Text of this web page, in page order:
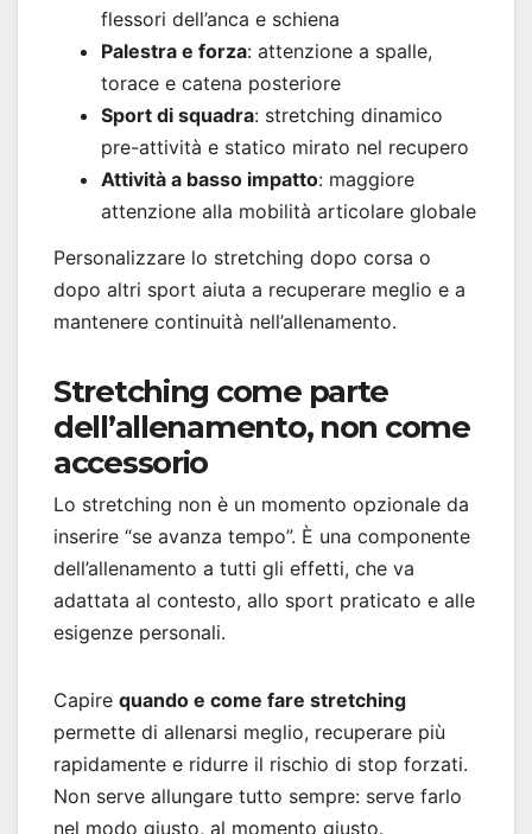
flessori dell’anca e schiena
Palestra e forza: attenzione a spalle,
torace e catena posteriore
Sport di squadra: stretching dinamico
pre-attività e statico mirato nel recupero
Attività a basso impatto: maggiore
attenzione alla mobilità articolare globale
Personalizzare lo stretching dopo corsa o
dopo altri sport aiuta a recuperare meglio e a
mantenere continuità nell’allenamento.
Stretching come parte
dell’allenamento, non come
accessorio
Lo stretching non è un momento opzionale da
inserire “se avanza tempo”. È una componente
dell’allenamento a tutti gli effetti, che va
adattata al contesto, allo sport praticato e alle
esigenze personali.
Capire quando e come fare stretching
permette di allenarsi meglio, recuperare più
rapidamente e ridurre il rischio di stop forzati.
Non serve allungare tutto sempre: serve farlo
nel modo giusto, al momento giusto.